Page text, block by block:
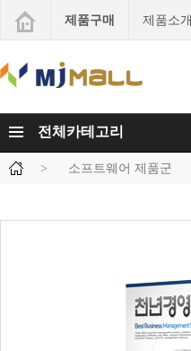
제품구매 제품소개
전체카테고리
> 소프트웨어 제품군